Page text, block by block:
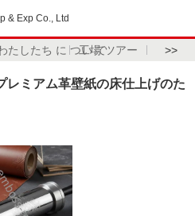
& Exp Co., Ltd
たしたち に つい て工場 ツアー >>
レミアム革壁紙の床仕上げのた